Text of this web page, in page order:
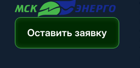
Оставить заявку